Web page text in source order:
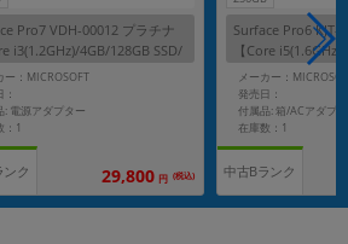
Pro7 VDH-00012 プラチナ
i3(1.2GHz)/4GB/128GB SSD/
】
ー：MICROSOFT
: 電源アダプター
：1
ンク 29,800 円 (税込)
Surface Pro6 KJT-
【Core
Win11Home】
メーカー：
発売日：
付属品: 箱/ACアダプ
在庫数：1
中古Bランク